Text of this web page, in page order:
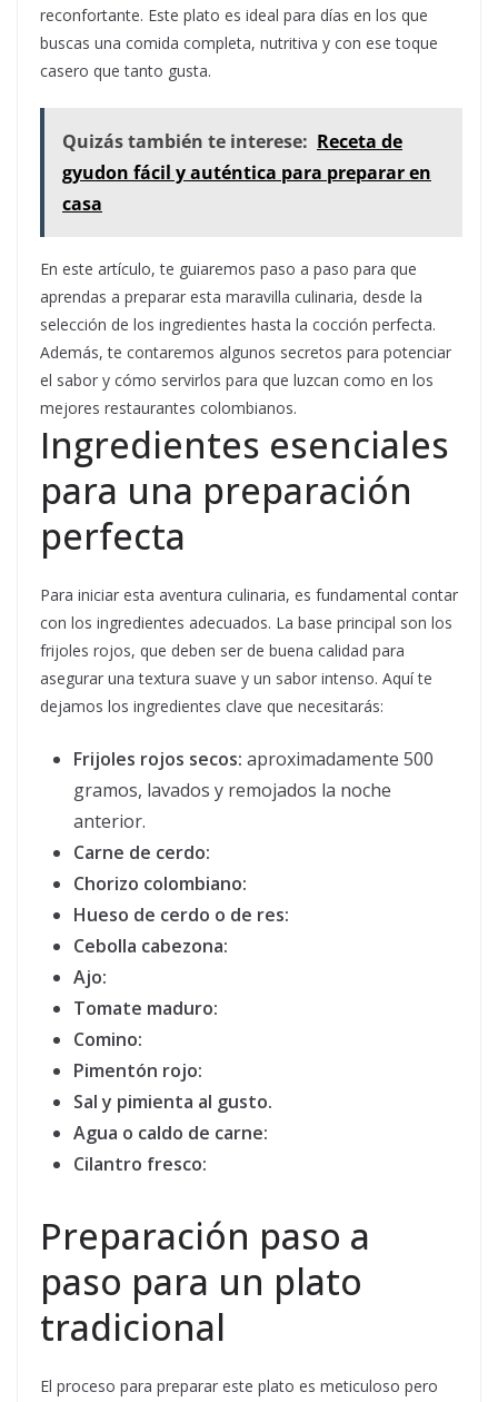
reconfortante. Este plato es ideal para días en los que
buscas una comida completa, nutritiva y con ese toque
casero que tanto gusta.
Quizás también te interese: Receta de
gyudon fácil y auténtica para preparar en
casa
En este artículo, te guiaremos paso a paso para que
aprendas a preparar esta maravilla culinaria, desde la
selección de los ingredientes hasta la cocción perfecta.
Además, te contaremos algunos secretos para potenciar
el sabor y cómo servirlos para que luzcan como en los
mejores restaurantes colombianos.
Ingredientes esenciales
para una preparación
perfecta
Para iniciar esta aventura culinaria, es fundamental contar
con los ingredientes adecuados. La base principal son los
frijoles rojos, que deben ser de buena calidad para
asegurar una textura suave y un sabor intenso. Aquí te
dejamos los ingredientes clave que necesitarás:
Frijoles rojos secos: aproximadamente 500
gramos, lavados y remojados la noche
anterior.
Carne de cerdo:
Chorizo colombiano:
Hueso de cerdo o de res:
Cebolla cabezona:
Ajo:
Tomate maduro:
Comino:
Pimentón rojo:
Sal y pimienta al gusto.
Agua o caldo de carne:
Cilantro fresco:
Preparación paso a
paso para un plato
tradicional
El proceso para preparar este plato es meticuloso pero